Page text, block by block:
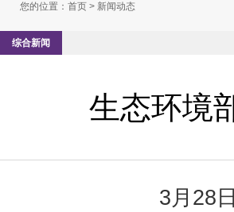
您的位置： 首页 > 新闻动态
综合新闻
生态环境
3月28